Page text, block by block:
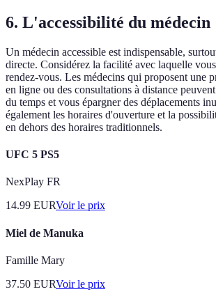
6. L'accessibilité du médecin
Un médecin accessible est indispensable,
directe. Considérez la facilité avec laquelle
rendez-vous. Les médecins qui proposent une
en ligne ou des consultations à distance
du temps et vous épargner des déplacements
également les horaires d'ouverture et la
en dehors des horaires traditionnels.
UFC 5 PS5
NexPlay FR
14.99 EURVoir le prix
Miel de Manuka
Famille Mary
37.50 EURVoir le prix